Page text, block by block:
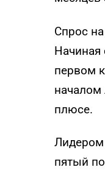
Спрос
Начиная
первом
началом
плюсе.
Лидером
пятый